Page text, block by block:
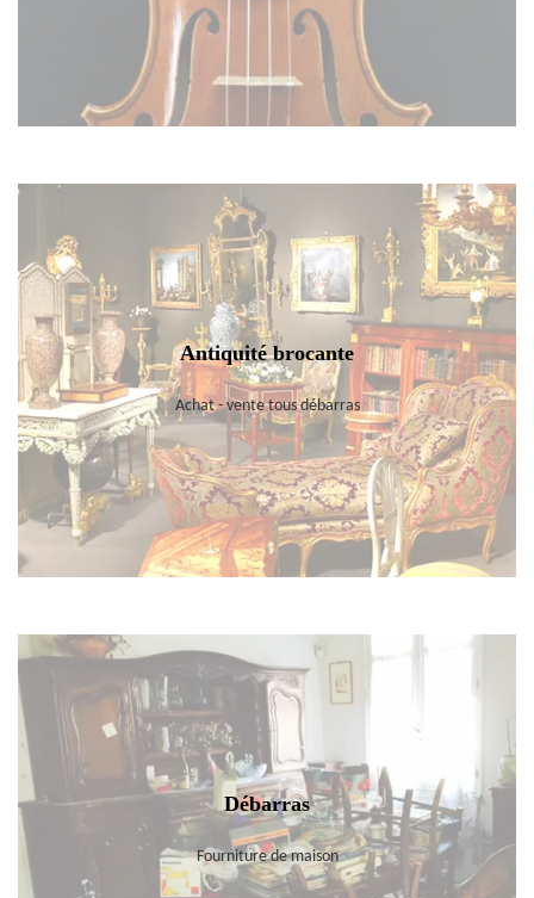
Antiquité brocante
Achat - vente tous débarras
Débarras
Fourniture de maison